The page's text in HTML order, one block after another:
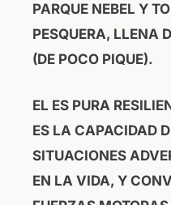
PARQUE NEBEL Y
PESQUERA, LLENA
(DE POCO PIQUE).
EL ES PURA
ES LA CAPACIDAD
SITUACIONES
EN LA VIDA, Y